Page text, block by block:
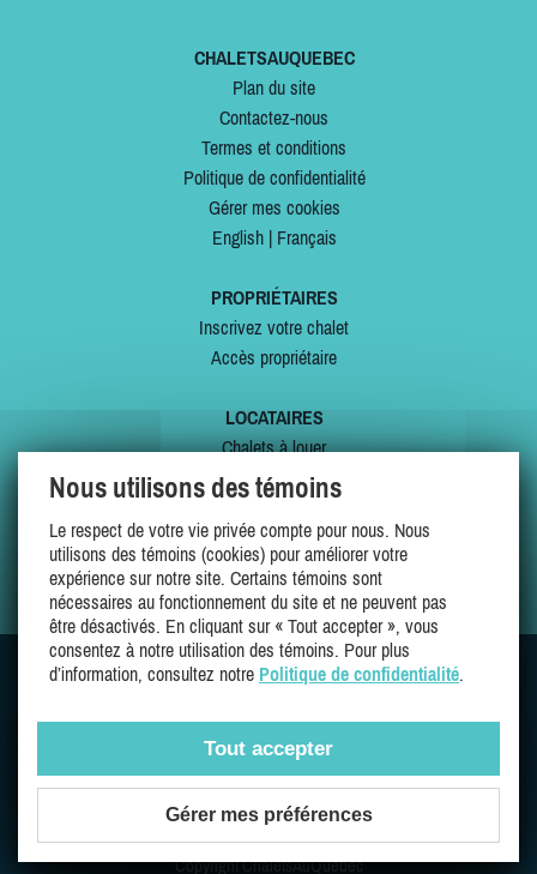
CHALETSAUQUEBEC
Plan du site
Contactez-nous
Termes et conditions
Politique de confidentialité
Gérer mes cookies
English| Français
PROPRIÉTAIRES
Inscrivez votre chalet
Accès propriétaire
LOCATAIRES
Chalets à louer
Chalets à vendre
Offres spéciales
Mes favoris
SUIVEZ-NOUS SUR
Une entreprise 100% québécoise et fière de l'être
Copyright ChaletsAuQuebec
Nous utilisons des témoins
Le respect de votre vie privée compte pour nous. Nous
utilisons des témoins (cookies) pour améliorer votre
expérience sur notre site. Certains témoins sont
nécessaires au fonctionnement du site et ne peuvent pas
être désactivés. En cliquant sur « Tout accepter », vous
consentez à notre utilisation des témoins. Pour plus
d’information, consultez notre Politique de confidentialité.
Tout accepter
Gérer mes préférences